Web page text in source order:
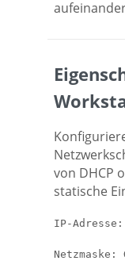
von DHCP
statische
IP-